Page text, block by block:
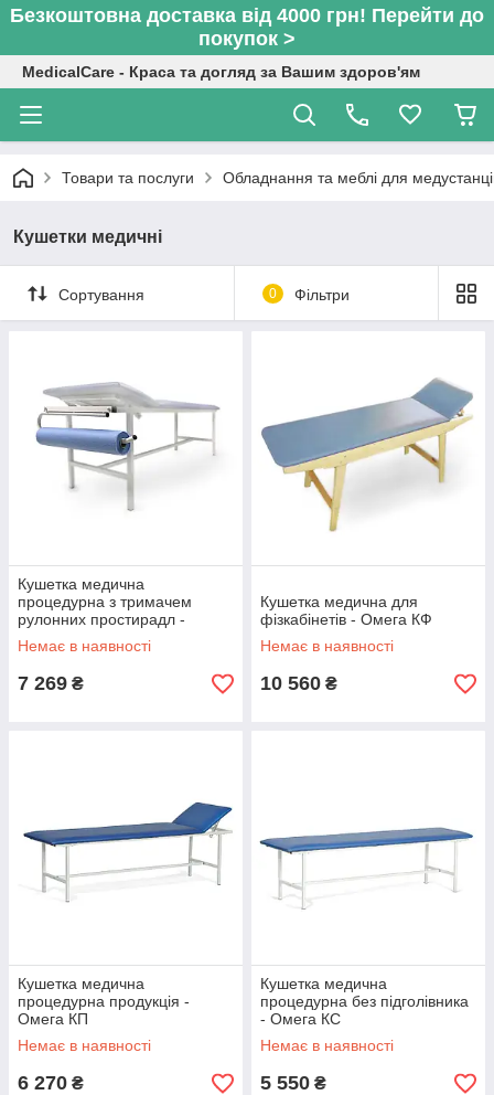
Безкоштовна доставка від 4000 грн! Перейти до
покупок >
MedicalCare - Краса та догляд за Вашим здоров'ям
Товари та послуги Обладнання та меблі для
Кушетки медичні
Сортування 0 Фільтри
Кушетка медична
процедурна з тримачем
рулонних простирадл -
Омега КП+ДПк
Немає в наявності
7 269 ₴
Кушетка медична для
фізкабінетів - Омега КФ
Немає в наявності
10 560 ₴
Кушетка медична
процедурна продукція -
Омега КП
Немає в наявності
6 270 ₴
Кушетка медична
процедурна без підголівника
- Омега КС
Немає в наявності
5 550 ₴